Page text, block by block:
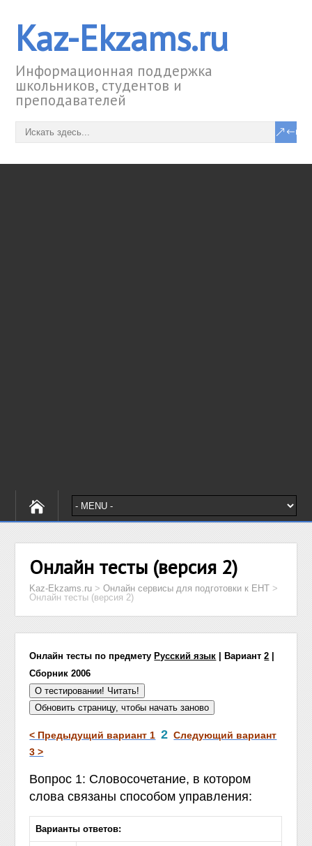
Kaz-Ekzams.ru
Информационная поддержка
школьников, студентов и
преподавателей
Онлайн тесты (версия 2)
Kaz-Ekzams.ru >Онлайн сервисы для подготовки к ЕНТ >
Онлайн тесты (версия 2)
Онлайн тесты по предмету Русский язык | Вариант2
Сборник 2006
< Предыдущий вариант 1 2 Следующий вариант
3 >
Вопрос 1: Словосочетание, в котором
слова связаны способом управления:
Варианты ответов: